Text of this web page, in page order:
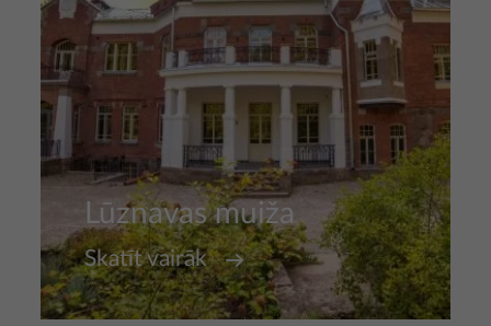
Lūznavas muiža
Skatīt vairāk